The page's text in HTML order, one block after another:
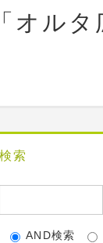
オルタ
検索
AND検索